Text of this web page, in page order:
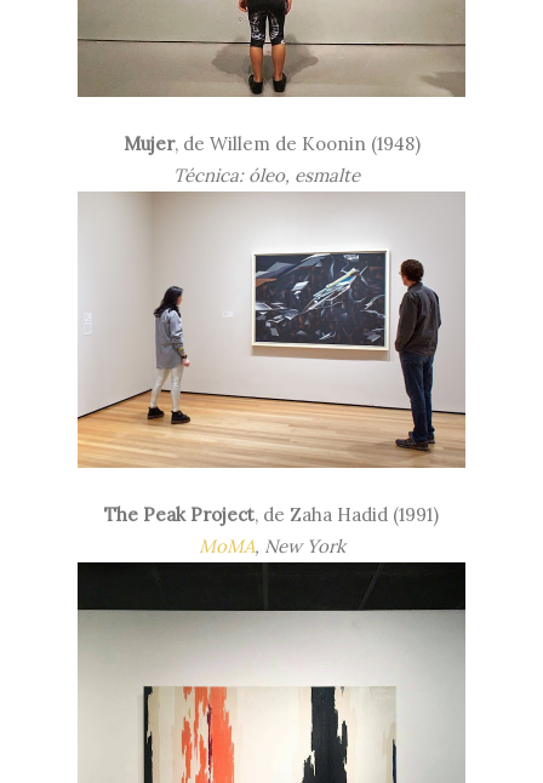
Mujer, de Willem de Koonin (1948)
Técnica: óleo, esmalte
The Peak Project, de Zaha Hadid (1991)
MoMA, New York